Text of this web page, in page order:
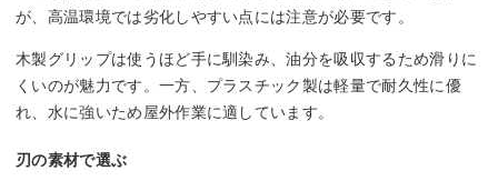
が、高温環境では劣化しやすい点には注意が必要です。
木製グリップは使うほど手に馴染み、油分を吸収するため滑りに
くいのが魅力です。一方、プラスチック製は軽量で耐久性に優
れ、水に強いため屋外作業に適しています。
刃の素材で選ぶ